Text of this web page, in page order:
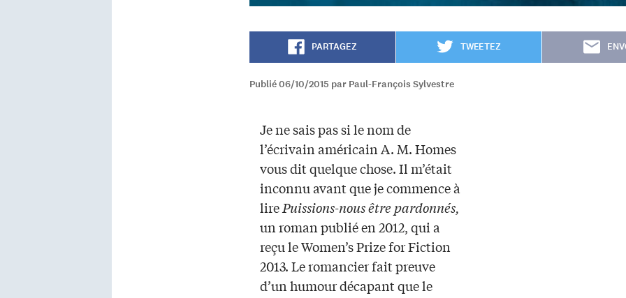
PARTAGEZ TWEETEZ
Publié 06/10/2015 par Paul-François Sylvestre
Je ne sais pas si le nom de
l’écrivain américain A. M. Homes
vous dit quelque chose. Il m’était
inconnu avant que je commence à
lirePuissions-nous être pardonnés,
un roman publié en 2012, qui a
reçu le Women’s Prize for Fiction
2013. Le romancier fait preuve
d’un humour décapant que le